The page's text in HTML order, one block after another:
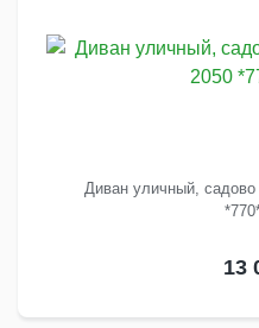
Диван уличный, садово
13